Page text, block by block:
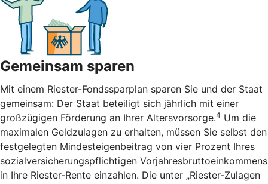
Gemeinsam sparen
Mit einem Riester-Fondssparplan sparen Sie und der Staat
gemeinsam: Der Staat beteiligt sich jährlich mit einer
großzügigen Förderung an Ihrer Altersvorsorge.4 Um die
maximalen Geldzulagen zu erhalten, müssen Sie selbst den
festgelegten Mindesteigenbeitrag von vier Prozent Ihres
sozialversicherungspflichtigen Vorjahresbruttoeinkommens
in Ihre Riester-Rente einzahlen. Die unter „Riester-Zulagen